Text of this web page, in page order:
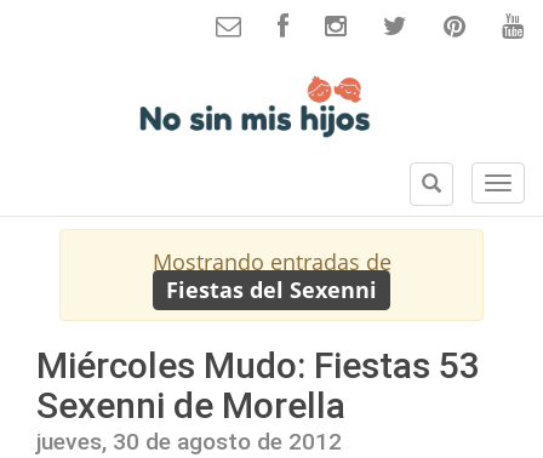
S
e
B
u
s
r
Mostrando entradas de
Fiestas del Sexenni
Miércoles Mudo: Fiestas 53
Sexenni de Morella
jueves, 30 de agosto de 2012